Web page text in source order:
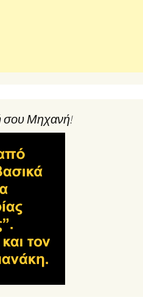
σου Μηχανή!